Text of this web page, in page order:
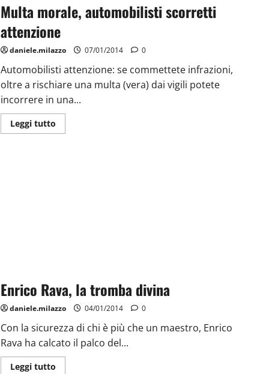
Multa morale, automobilisti scorretti
attenzione
daniele.milazzo 07/01/2014 0
Automobilisti attenzione: se commettete infrazioni,
oltre a rischiare una multa (vera) dai vigili potete
incorrere in una...
Leggi tutto
Enrico Rava, la tromba divina
daniele.milazzo 04/01/2014 0
Con la sicurezza di chi è più che un maestro, Enrico
Rava ha calcato il palco del...
Leggi tutto